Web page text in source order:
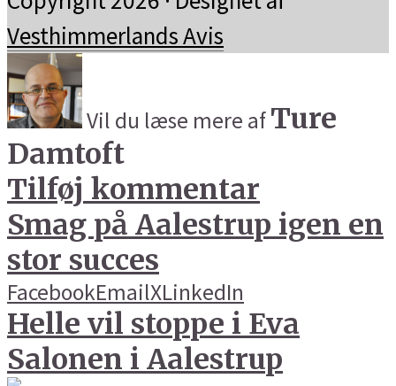
Vesthimmerlands Avis
Vil du læse mere afTure
Damtoft
Tilføj kommentar
Smag på Aalestrup igen en
stor succes
FacebookEmailXLinkedIn
Helle vil stoppe i Eva
Salonen i Aalestrup